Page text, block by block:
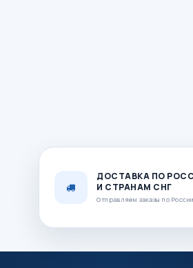
ДОСТАВКА ПО
И СТРАНАМ СНГ
Отправляем заказы по